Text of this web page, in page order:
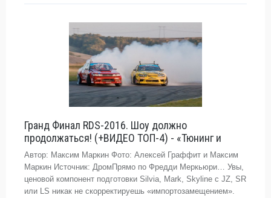
Гранд Финал RDS-2016. Шоу должно
продолжаться! (+ВИДЕО ТОП-4) - «Тюнинг и
Автор: Максим Маркин Фото: Алексей Граффит и Максим
Маркин Источник: ДромПрямо по Фредди Меркьюри… Увы,
ценовой компонент подготовки Silvia, Mark, Skyline с JZ, SR
или LS никак не скорректируешь «импортозамещением».